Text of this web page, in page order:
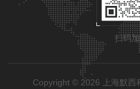
扫码
Copyright © 2026 上海默西